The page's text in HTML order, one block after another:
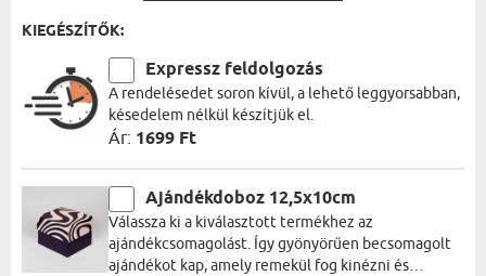
KIEGÉSZÍTŐK:
Expressz feldolgozás
A rendelésedet soron kívül, a lehető leggyorsabban,
késedelem nélkül készítjük el.
Ár: 1699 Ft
Ajándékdoboz 12,5x10cm
Válassza ki a kiválasztott termékhez az
ajándékcsomagolást. Így gyönyörűen becsomagolt
ajándékot kap, amely remekül fog kinézni és